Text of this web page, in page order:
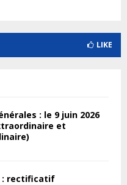
LIKE
: le 9 juin 2026
et
: rectificatif